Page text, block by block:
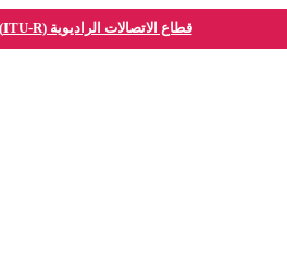
قطاع الاتصالات الراديوية (ITU-R)